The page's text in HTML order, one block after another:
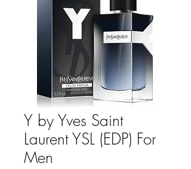
Y by Yves Saint
Laurent YSL (EDP) For
Men